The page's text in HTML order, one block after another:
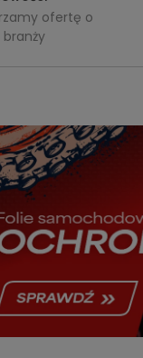
ofertę o